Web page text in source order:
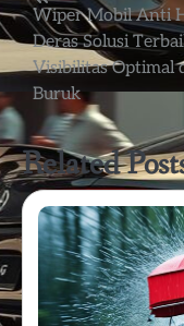
Post
navigation
Wiper Mobil Anti
Deras Solusi
Visibilitas Optimal
Buruk
Related